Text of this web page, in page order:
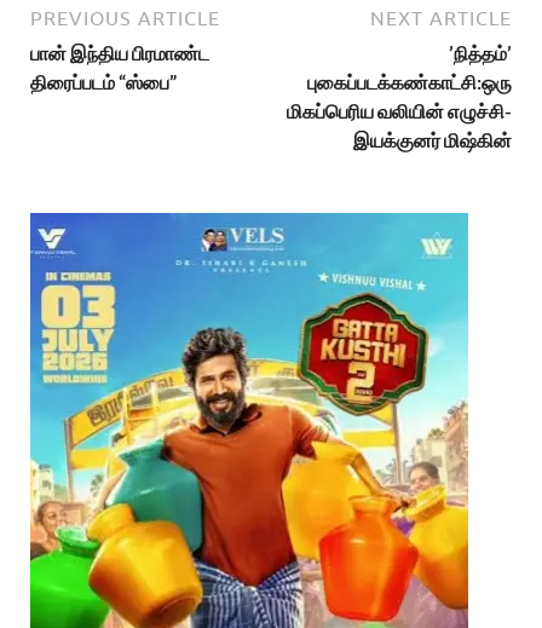
PREVIOUS ARTICLE
பான் இந்திய பிரமாண்ட
திரைப்படம் “ஸ்பை”
NEXT ARTICLE
’நித்தம்’
புகைப்படக்கண்காட்சி:ஒரு
மிகப்பெரிய வலியின் எழுச்சி-
இயக்குனர் மிஷ்கின்